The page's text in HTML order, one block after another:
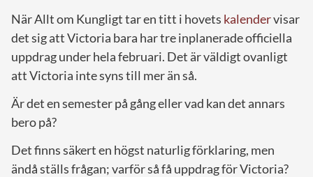
När Allt om Kungligt tar en titt i hovets kalendervisar
det sig att Victoria bara har tre inplanerade officiella
uppdrag under hela februari. Det är väldigt ovanligt
att Victoria inte syns till mer än så.
Är det en semester på gång eller vad kan det annars
bero på?
Det finns säkert en högst naturlig förklaring, men
ändå ställs frågan; varför så få uppdrag för Victoria?